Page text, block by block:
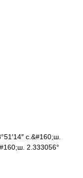
с.&#160;ш.
2.333056°